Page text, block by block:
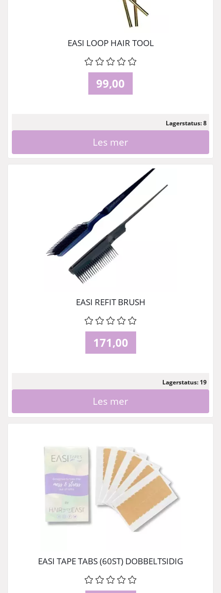
EASI LOOP HAIR TOOL
99,00
Lagerstatus: 8
Les mer
EASI REFIT BRUSH
171,00
Lagerstatus: 19
Les mer
EASI TAPE TABS (60ST) DOBBELTSIDIG